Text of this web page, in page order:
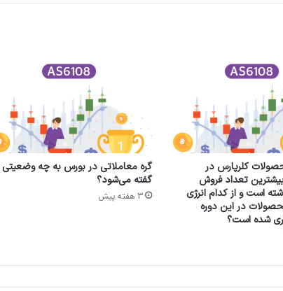
کلرپارس در
تعداد فروش
است و از کدام انرژی
در این دوره
شده است؟
گره معاملاتی در بورس به چه وضعیتی
گفته می‌شود؟
3 هفته پیش